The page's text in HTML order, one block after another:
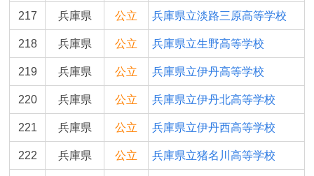
217 兵庫県 公立 兵庫県立淡路三原高等学校
218 兵庫県 公立 兵庫県立生野高等学校
219 兵庫県 公立 兵庫県立伊丹高等学校
220 兵庫県 公立 兵庫県立伊丹北高等学校
221 兵庫県 公立 兵庫県立伊丹西高等学校
222 兵庫県 公立 兵庫県立猪名川高等学校